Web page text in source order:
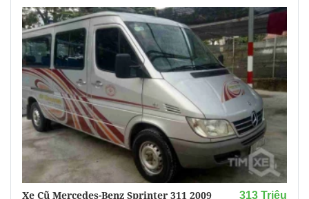
Xe Cũ Mercedes-Benz Sprinter 311 2009 313 Triệu